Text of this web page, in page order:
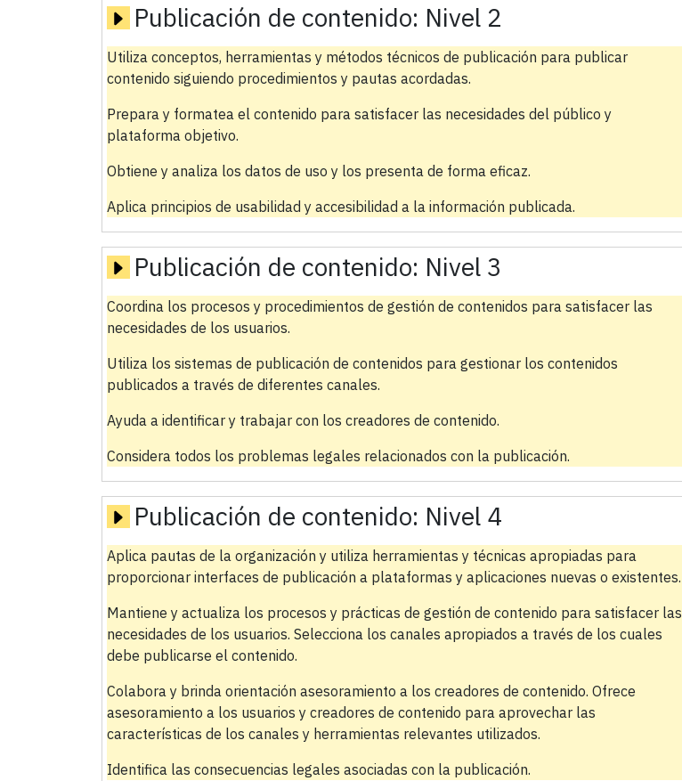
Publicación de contenido: Nivel 2
Utiliza conceptos, herramientas y métodos técnicos de publicación para publicar
contenido siguiendo procedimientos y pautas acordadas.
Prepara y formatea el contenido para satisfacer las necesidades del público y
plataforma objetivo.
Obtiene y analiza los datos de uso y los presenta de forma eficaz.
Aplica principios de usabilidad y accesibilidad a la información publicada.
Publicación de contenido: Nivel 3
Coordina los procesos y procedimientos de gestión de contenidos para satisfacer las
necesidades de los usuarios.
Utiliza los sistemas de publicación de contenidos para gestionar los contenidos
publicados a través de diferentes canales.
Ayuda a identificar y trabajar con los creadores de contenido.
Considera todos los problemas legales relacionados con la publicación.
Publicación de contenido: Nivel 4
Aplica pautas de la organización y utiliza herramientas y técnicas apropiadas para
proporcionar interfaces de publicación a plataformas y aplicaciones nuevas o existentes.
Mantiene y actualiza los procesos y prácticas de gestión de contenido para satisfacer las
necesidades de los usuarios. Selecciona los canales apropiados a través de los cuales
debe publicarse el contenido.
Colabora y brinda orientación asesoramiento a los creadores de contenido. Ofrece
asesoramiento a los usuarios y creadores de contenido para aprovechar las
características de los canales y herramientas relevantes utilizados.
Identifica las consecuencias legales asociadas con la publicación.